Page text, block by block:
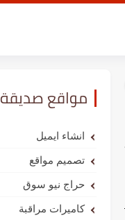
مواقع صديقة
انشاء ايميل
تصميم مواقع
حراج نيو سوق
كاميرات مراقبة